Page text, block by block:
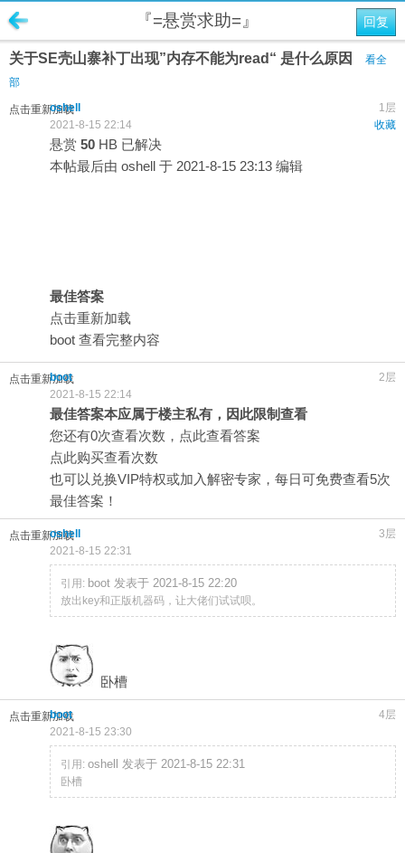
回复
『=悬赏求助=』
关于SE壳山寨补丁出现”内存不能为read“ 是什么原因
看全
部
点击重新加载 1层
oshell
收藏
2021-8-15 22:14
悬赏 50 HB 已解决
本帖最后由 oshell 于 2021-8-15 23:13 编辑
最佳答案
点击重新加载
boot 查看完整内容
点击重新加载 2层
boot
2021-8-15 22:14
最佳答案本应属于楼主私有，因此限制查看
您还有0次查看次数， 点此查看答案
点此购买查看次数
也可以兑换VIP特权或加入解密专家 ，每日可免费查看5次
最佳答案！
点击重新加载 3层
oshell
2021-8-15 22:31
引用: boot 发表于 2021-8-15 22:20
放出key和正版机器码，让大佬们试试呗。
卧槽
点击重新加载 4层
boot
2021-8-15 23:30
引用: oshell 发表于 2021-8-15 22:31
卧槽